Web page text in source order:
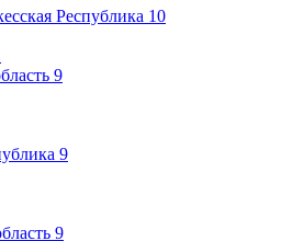
Республика 10
9
9
9